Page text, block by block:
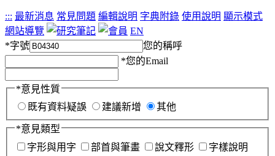
::: 最新消息 常見問題 編輯說明 字典附錄 使用說明 顯示模式
網站導覽
EN
*字號
您的稱呼
*您的Email
*意見性質
既有資料疑誤
建議新增 其他
*意見類型
字形與用字
部首與筆畫 說文釋形
字樣說明